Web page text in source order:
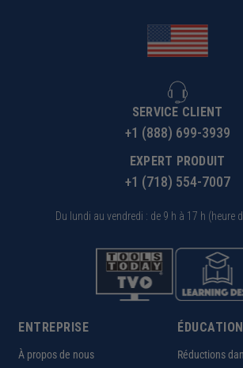
SERVICE CLIENT
+1 (888) 699-3939
EXPERT PRODUIT
+1 (718) 554-7007
Du lundi au vendredi : de 9 h à 17 h (heure
ENTREPRISE
À propos de nous
ÉDUCATION
Réductions